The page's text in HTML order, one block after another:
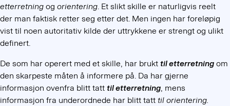
etterretning og orientering. Et slikt skille er naturligvis reelt
der man faktisk retter seg etter det. Men ingen har foreløpig
vist til noen autoritativ kilde der uttrykkene er strengt og ulikt
definert.
De som har operert med et skille, har brukt til etterretning om
den skarpeste måten å informere på. Da har gjerne
informasjon ovenfra blitt tatt til etterretning, mens
informasjon fra underordnede har blitt tatt til orientering.